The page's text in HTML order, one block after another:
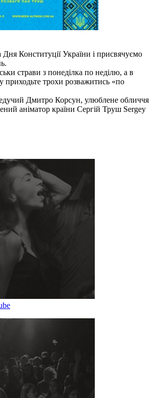
Дня Конституції України і присвячуємо
страви з понеділка по неділю, а в
приходьте трохи розважитись «по
Дмитро Корсун, улюблене обличчя
аніматор країни Сергій Труш Sergey